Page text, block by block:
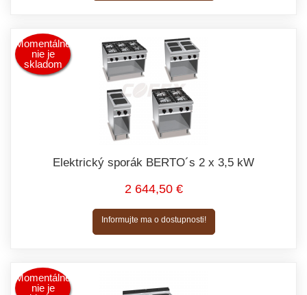
Momentálne
nie je
skladom
Elektrický sporák BERTO´s 2 x 3,5 kW
2 644,50 €
Informujte ma o dostupnosti!
Momentálne
nie je